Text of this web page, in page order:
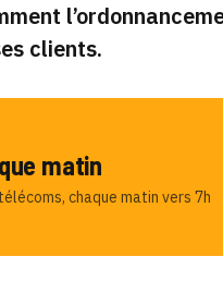
clients.
matin
chaque matin vers 7h